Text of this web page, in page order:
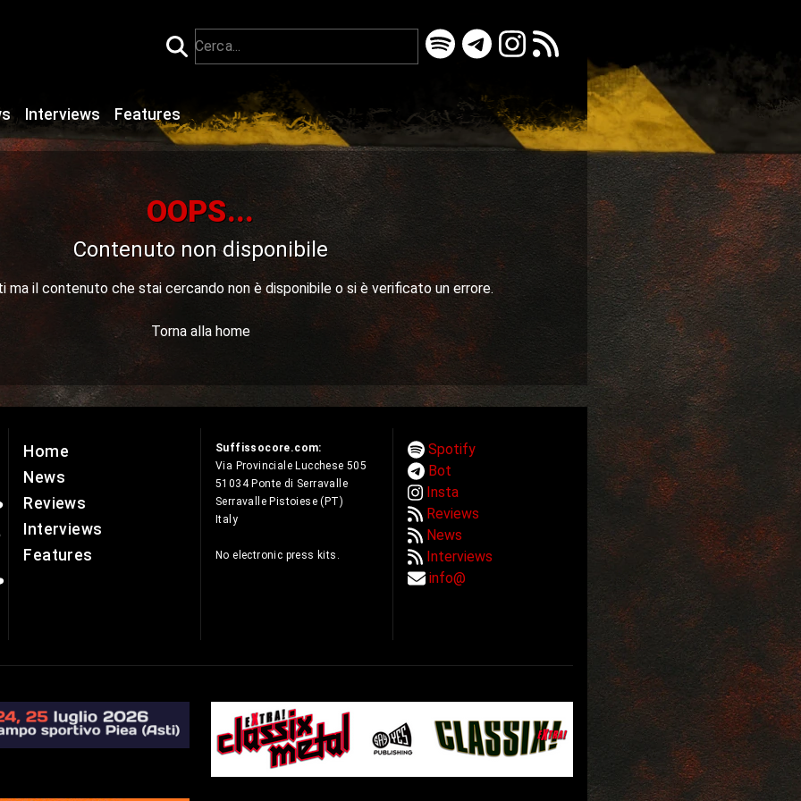
Interviews Features
OOPS...
Contenuto non disponibile
ma il contenuto che stai cercando non è disponibile o si è verificato un errore.
Torna alla home
Home
News
Reviews
Interviews
Features
Suffissocore.com:
Via Provinciale Lucchese 505
51034 Ponte di Serravalle
Serravalle Pistoiese (PT)
Italy
No electronic press kits.
Spotify
Bot
Insta
Reviews
News
Interviews
info@